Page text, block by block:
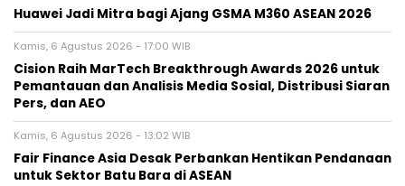
Huawei Jadi Mitra bagi Ajang GSMA M360 ASEAN 2026
Kamis, 6 Agustus 2026 - 17:00 WIB
Cision Raih MarTech Breakthrough Awards 2026 untuk
Pemantauan dan Analisis Media Sosial, Distribusi Siaran
Pers, dan AEO
Kamis, 6 Agustus 2026 - 13:02 WIB
Fair Finance Asia Desak Perbankan Hentikan Pendanaan
untuk Sektor Batu Bara di ASEAN